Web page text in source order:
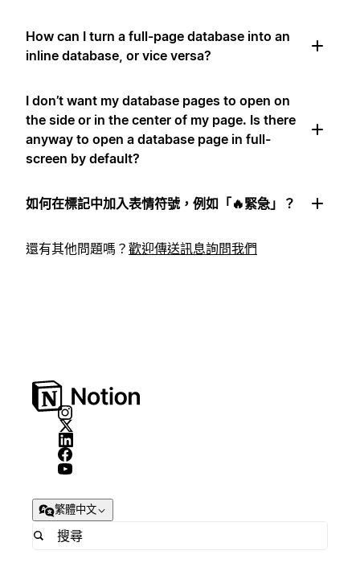
How can I turn a full-page database into an
inline database, or vice versa?
I don’t want my database pages to open on
the side or in the center of my page. Is there
anyway to open a database page in full-
screen by default?
如何在標記中加入表情符號，例如「🔥緊急」？
還有其他問題嗎？ 歡迎傳送訊息詢問我們
繁體中文